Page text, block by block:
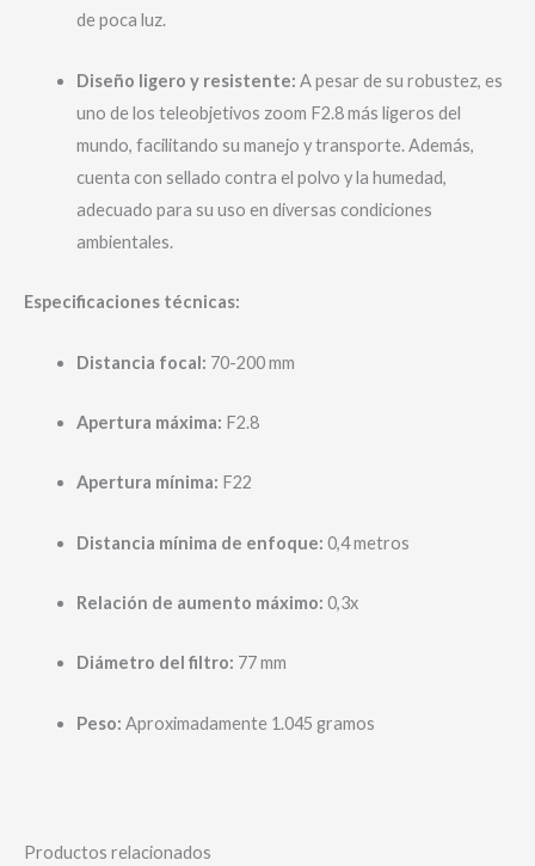
de poca luz.
Diseño ligero y resistente: A pesar de su robustez, es
uno de los teleobjetivos zoom F2.8 más ligeros del
mundo, facilitando su manejo y transporte. Además,
cuenta con sellado contra el polvo y la humedad,
adecuado para su uso en diversas condiciones
ambientales.
Especificaciones técnicas:
Distancia focal: 70-200 mm
Apertura máxima: F2.8
Apertura mínima: F22
Distancia mínima de enfoque: 0,4 metros
Relación de aumento máximo: 0,3x
Diámetro del filtro: 77 mm
Peso: Aproximadamente 1.045 gramos
Productos relacionados